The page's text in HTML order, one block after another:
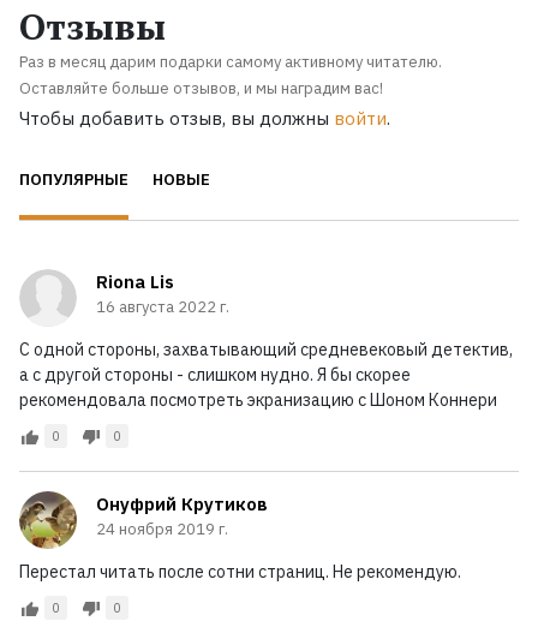
Отзывы
Раз в месяц дарим подарки самому активному читателю.
Оставляйте больше отзывов, и мы наградим вас!
Чтобы добавить отзыв, вы должны войти.
ПОПУЛЯРНЫЕ НОВЫЕ
Riona Lis
16 августа 2022 г.
С одной стороны, захватывающий средневековый детектив,
а с другой стороны - слишком нудно. Я бы скорее
рекомендовала посмотреть экранизацию с Шоном Коннери
0 0
Онуфрий Крутиков
24 ноября 2019 г.
Перестал читать после сотни страниц. Не рекомендую.
0 0